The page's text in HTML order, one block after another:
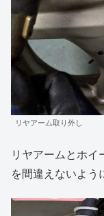
リヤアーム取り外し
リヤアームとホイ
を間違えないよう